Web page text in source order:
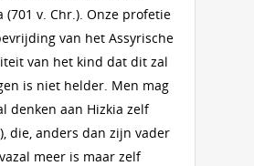
(701 v. Chr.). Onze profetie
van het Assyrische
van het kind dat dit zal
is niet helder. Men mag
denken aan Hizkia zelf
die, anders dan zijn vader
meer is maar zelf